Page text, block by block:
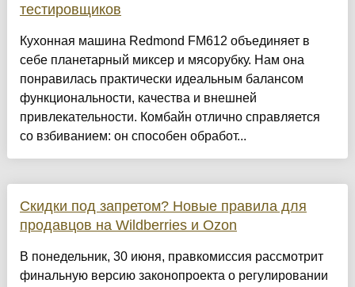
тестировщиков
Кухонная машина Redmond FM612 объединяет в
себе планетарный миксер и мясорубку. Нам она
понравилась практически идеальным балансом
функциональности, качества и внешней
привлекательности. Комбайн отлично справляется
со взбиванием: он способен обработ...
Скидки под запретом? Новые правила для
продавцов на Wildberries и Ozon
В понедельник, 30 июня, правкомиссия рассмотрит
финальную версию законопроекта о регулировании